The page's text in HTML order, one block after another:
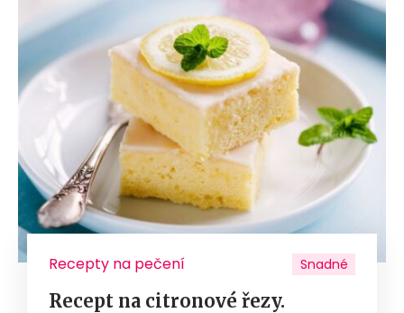
Recepty na pečení Snadné
Recept na citronové řezy.